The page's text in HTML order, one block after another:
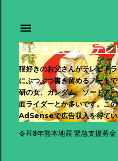
猫好き父さんのテレ
猫好きのお父さんがテレビド
にぶつぶつ書き留めるノート
研の女、ガンダム、ソードア
面ライダーとか多いです。こ
AdSenseで広告収入を得てい
令和8年熊本地震 緊急支援募金